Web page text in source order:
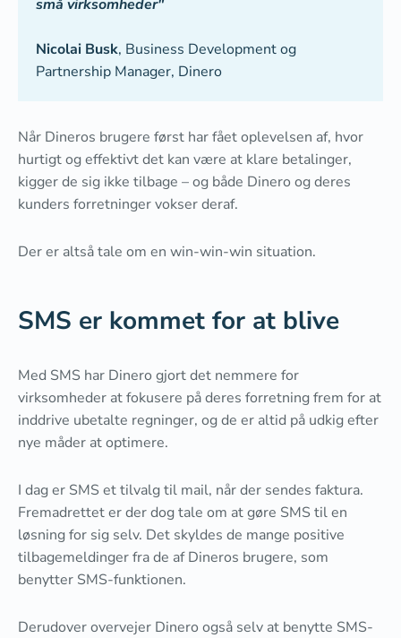
små virksomheder"
Nicolai Busk, Business Development og
Partnership Manager, Dinero
Når Dineros brugere først har fået oplevelsen af, hvor
hurtigt og effektivt det kan være at klare betalinger,
kigger de sig ikke tilbage – og både Dinero og deres
kunders forretninger vokser deraf.
Der er altså tale om en win-win-win situation.
SMS er kommet for at blive
Med SMS har Dinero gjort det nemmere for
virksomheder at fokusere på deres forretning frem for at
inddrive ubetalte regninger, og de er altid på udkig efter
nye måder at optimere.
I dag er SMS et tilvalg til mail, når der sendes faktura.
Fremadrettet er der dog tale om at gøre SMS til en
løsning for sig selv. Det skyldes de mange positive
tilbagemeldinger fra de af Dineros brugere, som
benytter SMS-funktionen.
Derudover overvejer Dinero også selv at benytte SMS-